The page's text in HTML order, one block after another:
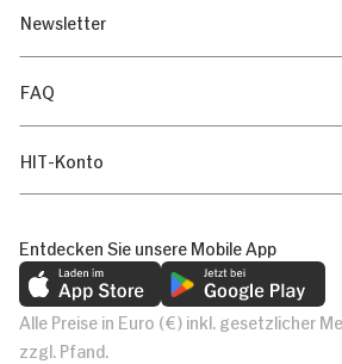
Newsletter
FAQ
HIT-Konto
Entdecken Sie unsere Mobile App
Alle Preise in Euro (€) inkl. gesetzlicher
zzgl. Pfand.